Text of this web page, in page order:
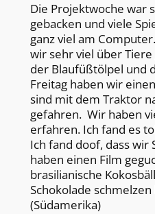
Die Projektwoche war
gebacken und viele
ganz viel am
wir sehr viel über
der Blaufüßtölpel und
Freitag haben wir
sind mit dem Traktor
gefahren. Wir haben
erfahren. Ich fand es
Ich fand doof, dass wir
haben einen Film
brasilianische
Schokolade
(Südamerika)